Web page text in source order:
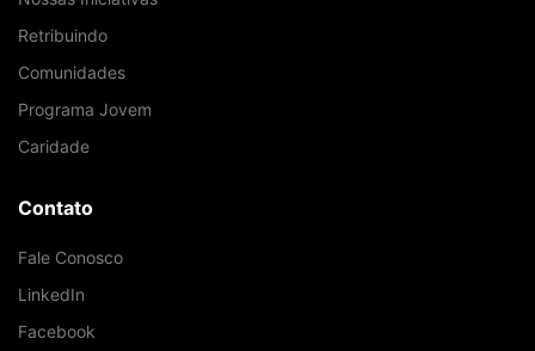
Retribuindo
Comunidades
Programa Jovem
Caridade
Contato
Fale Conosco
LinkedIn
Facebook